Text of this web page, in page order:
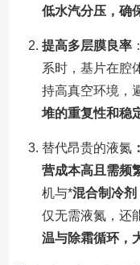
低水汽分压，确
提高多层膜良率
系时，基片在腔
持高真空环境，
堆的重复性和稳
替代昂贵的液氮
营成本高且需频
机与*混合制冷剂
仅无需液氮，还
温与除霜循环，